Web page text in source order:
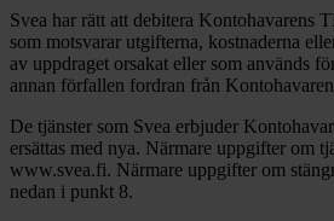
Svea har rätt att debitera Kontohavarens
som motsvarar utgifterna, kostnaderna
av uppdraget orsakat eller som används
annan förfallen fordran från
De tjänster som Svea erbjuder
ersättas med nya. Närmare uppgifter om
www.svea.fi. Närmare uppgifter om
nedan i punkt 8.